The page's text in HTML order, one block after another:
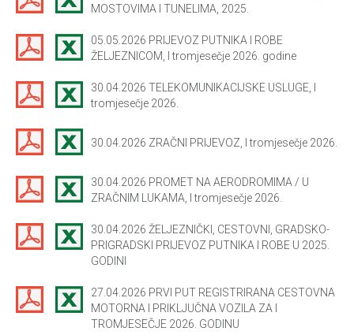
MOSTOVIMA I TUNELIMA, 2025.
05.05.2026 PRIJEVOZ PUTNIKA I ROBE
ŽELJEZNICOM, I tromjesečje 2026. godine
30.04.2026 TELEKOMUNIKACIJSKE USLUGE, I
tromjesečje 2026.
30.04.2026 ZRAČNI PRIJEVOZ, I tromjesečje 2026.
30.04.2026 PROMET NA AERODROMIMA / U
ZRAČNIM LUKAMA, I tromjesečje 2026.
30.04.2026 ŽELJEZNIČKI, CESTOVNI, GRADSKO-
PRIGRADSKI PRIJEVOZ PUTNIKA I ROBE U 2025.
GODINI
27.04.2026 PRVI PUT REGISTRIRANA CESTOVNA
MOTORNA I PRIKLJUČNA VOZILA ZA I
TROMJESEČJE 2026. GODINU